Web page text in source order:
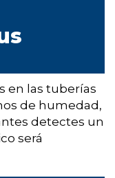
en las tuberías
de humedad,
detectes un
será